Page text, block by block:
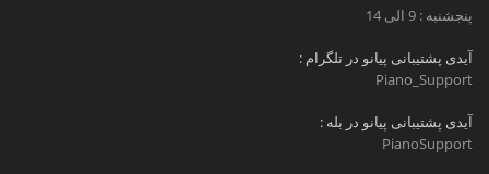
پنجشنبه : 9 الی 14
آیدی پشتیبانی پیانو در تلگرام :
Piano_Support
آیدی پشتیبانی پیانو در بله :
PianoSupport